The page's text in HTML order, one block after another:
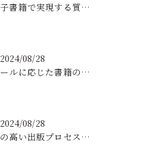
電子書籍で実現する質の高いブランディング
2024/08/28
ゴールに応じた書籍のプロデュース
2024/08/28
質の高い出版プロセスの秘密